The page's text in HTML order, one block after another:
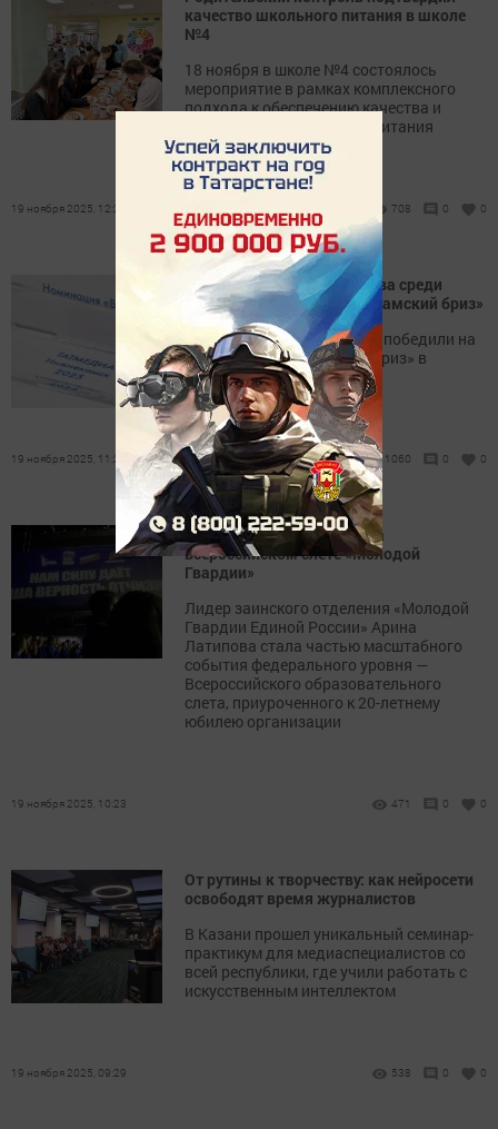
качество школьного питания в школе
№4
18 ноября в школе №4 состоялось
мероприятие в рамках комплексного
подхода к обеспечению качества и
безопасности школьного питания
19 ноября 2025, 12:23 708 0 0
«Заинские новости» — снова среди
победителей фестиваля «Камский бриз»
«Заинские новости» вновь победили на
телефестивале «Камский бриз» в
Татарстане
19 ноября 2025, 11:22 1060 0 0
Представитель Заинска на
всероссийском слете «Молодой
Гвардии»
Лидер заинского отделения «Молодой
Гвардии Единой России» Арина
Латипова стала частью масштабного
события федерального уровня —
Всероссийского образовательного
слета, приуроченного к 20-летнему
юбилею организации
19 ноября 2025, 10:23 471 0 0
От рутины к творчеству: как нейросети
освободят время журналистов
В Казани прошел уникальный семинар-
практикум для медиаспециалистов со
всей республики, где учили работать с
искусственным интеллектом
19 ноября 2025, 09:29 538 0 0